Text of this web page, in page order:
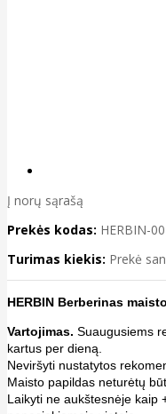
Į norų sąrašą
Prekės kodas: HERBIN-
Turimas kiekis: Prekė
HERBIN Berberinas
Vartojimas. Suaugusiems
kartus per dieną.
Neviršyti nustatytos
Maisto papildas neturėtų
Laikyti ne aukštesnėje kaip